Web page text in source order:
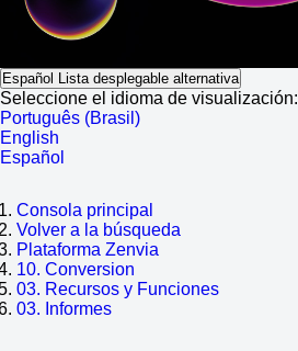
Español Lista desplegable alternativa
Seleccione el idioma de visualización:
Português (Brasil)
English
Español
Consola principal
Volver a la búsqueda
Plataforma Zenvia
10. Conversion
03. Recursos y Funciones
03. Informes